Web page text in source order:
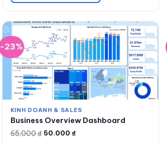
-23%
KINH DOANH & SALES
Business Overview Dashboard
65.000₫
Giá
50.000 ₫
Giá